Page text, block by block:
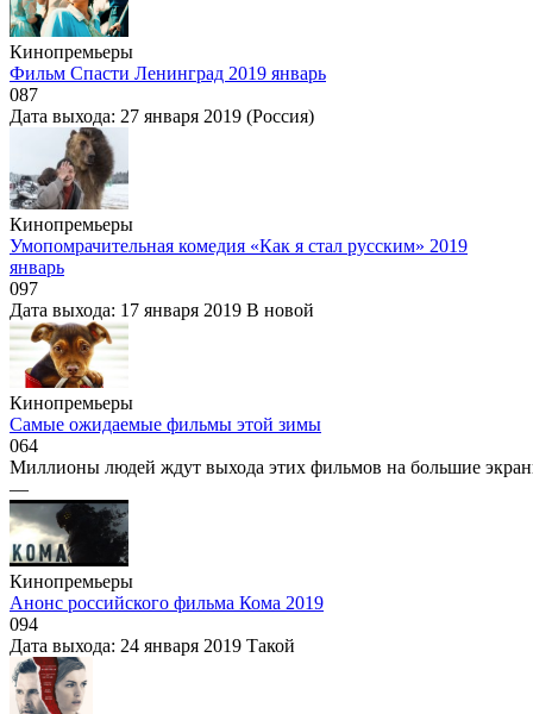
Кинопремьеры
Фильм Спасти Ленинград 2019 январь
087
Дата выхода: 27 января 2019 (Россия)
Кинопремьеры
Умопомрачительная комедия «Как я стал русским» 2019
январь
097
Дата выхода: 17 января 2019 В новой
Кинопремьеры
Самые ожидаемые фильмы этой зимы
064
Миллионы людей ждут выхода этих фильмов на большие
—
Кинопремьеры
Анонс российского фильма Кома 2019
094
Дата выхода: 24 января 2019 Такой